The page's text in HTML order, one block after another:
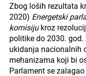
Zbog loših rezultata
2020) Energetski
komisijukroz
politike do 2030.
ukidanja nacionalnih
mehanizama koji bi
Parlament se